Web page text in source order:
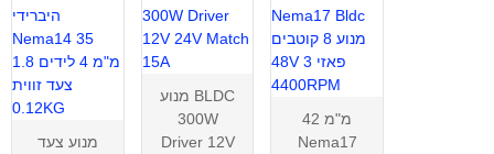
מנוע צעד
מנוע BLDC
300W
Driver 12V
42 מ"מ
Nema17